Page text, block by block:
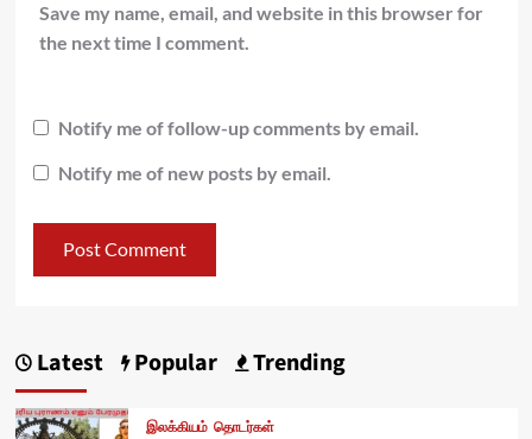
Save my name, email, and website in this browser for
the next time I comment.
Notify me of follow-up comments by email.
Notify me of new posts by email.
Latest Popular Trending
இலக்கியம் தொடர்கள்